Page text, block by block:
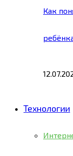
Как
Технологии